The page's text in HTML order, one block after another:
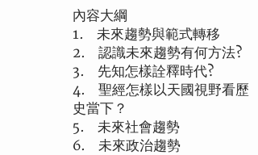
內容大綱
1. 未來趨勢與範式轉移
2. 認識未來趨勢有何方法?
3. 先知怎樣詮釋時代?
4. 聖經怎樣以天國視野看歷
史當下？
5. 未來社會趨勢
6. 未來政治趨勢